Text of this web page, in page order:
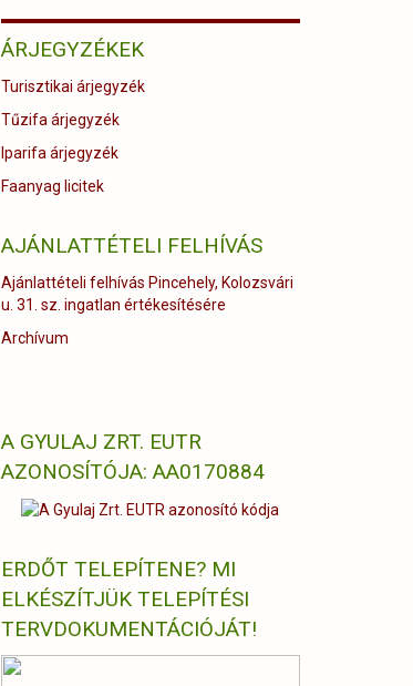
ÁRJEGYZÉKEK
Turisztikai árjegyzék
Tűzifa árjegyzék
Iparifa árjegyzék
Faanyag licitek
AJÁNLATTÉTELI FELHÍVÁS
Ajánlattételi felhívás Pincehely, Kolozsvári
u. 31. sz. ingatlan értékesítésére
Archívum
A GYULAJ ZRT. EUTR
AZONOSÍTÓJA: AA0170884
ERDŐT TELEPÍTENE? MI
ELKÉSZÍTJÜK TELEPÍTÉSI
TERVDOKUMENTÁCIÓJÁT!